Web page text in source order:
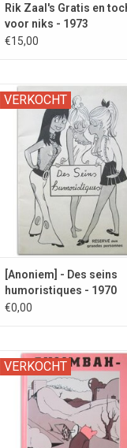
Rik Zaal's Gratis en
voor niks - 1973
€15,00
VERKOCHT
Grapjes over borsten:
aux grandes personnes"
[Anoniem] - Des seins
humoristiques - 1970
€0,00
VERKOCHT
Absurdistische tekeningen.
ook sketches met Suske &
en de Smurfen.